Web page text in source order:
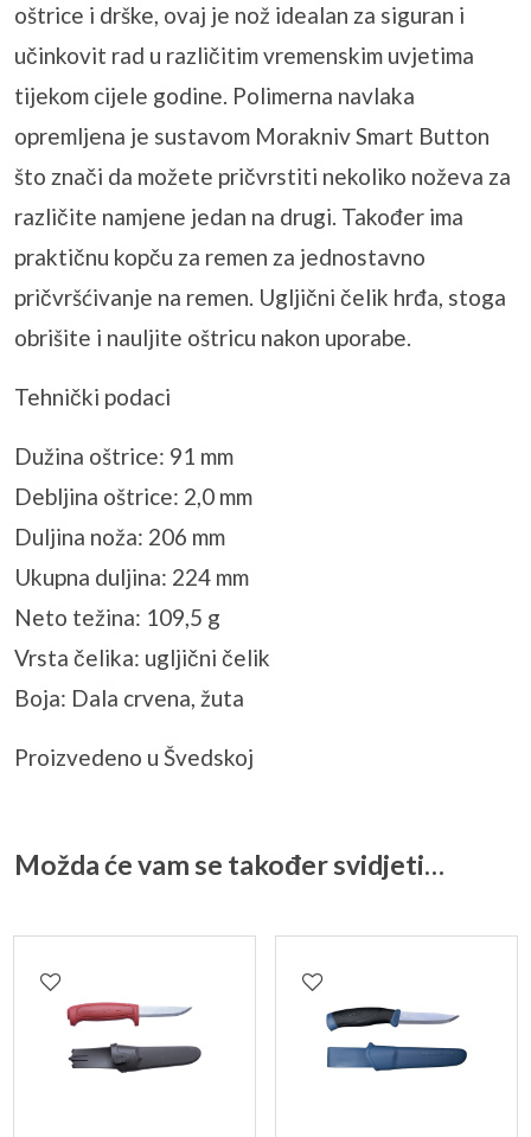
oštrice i drške, ovaj je nož idealan za siguran i
učinkovit rad u različitim vremenskim uvjetima
tijekom cijele godine. Polimerna navlaka
opremljena je sustavom Morakniv Smart Button
što znači da možete pričvrstiti nekoliko noževa za
različite namjene jedan na drugi. Također ima
praktičnu kopču za remen za jednostavno
pričvršćivanje na remen. Ugljični čelik hrđa, stoga
obrišite i nauljite oštricu nakon uporabe.
Tehnički podaci
Dužina oštrice: 91 mm
Debljina oštrice: 2,0 mm
Duljina noža: 206 mm
Ukupna duljina: 224 mm
Neto težina: 109,5 g
Vrsta čelika: ugljični čelik
Boja: Dala crvena, žuta
Proizvedeno u Švedskoj
Možda će vam se također svidjeti…